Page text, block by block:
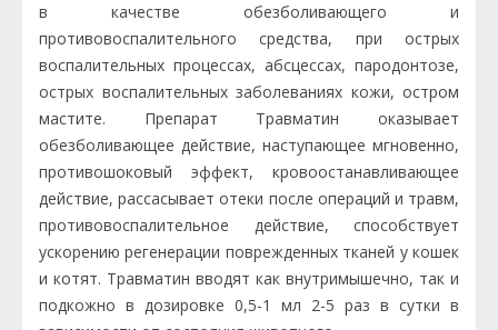
в качестве обезболивающего и
противовоспалительного средства, при острых
воспалительных процессах, абсцессах, пародонтозе,
острых воспалительных заболеваниях кожи, остром
мастите. Препарат Травматин оказывает
обезболивающее действие, наступающее мгновенно,
противошоковый эффект, кровоостанавливающее
действие, рассасывает отеки после операций и травм,
противовоспалительное действие, способствует
ускорению регенерации поврежденных тканей у кошек
и котят. Травматин вводят как внутримышечно, так и
подкожно в дозировке 0,5-1 мл 2-5 раз в сутки в